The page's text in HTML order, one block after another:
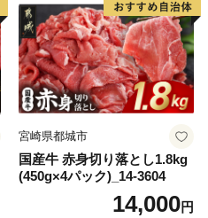
宮崎県都城市
国産牛 赤身切り落とし1.8kg
(450g×4パック)_14-3604
14,000円